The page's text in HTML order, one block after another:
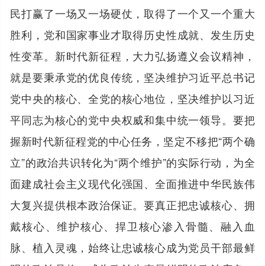
民打赢了一场又一场硬仗，取得了一个又一个重大
胜利，党和国家事业才取得历史性成就、发生历史
性变革。新时代新征程，大力弘扬遵义会议精神，
就是要秉承党的优良传统，坚决维护习近平总书记
党中央的核心、全党的核心地位，坚决维护以习近
平同志为核心的党中央权威和集中统一领导。要把
握新时代新征程党的中心任务，坚定不移把“两个确
立”的政治共识转化为“两个维护”的实际行动，为全
面建成社会主义现代化强国、全面推进中华民族伟
大复兴提供根本政治保证。要真正把忠诚核心、拥
戴核心、维护核心、捍卫核心渗入骨髓、融入血
脉、植入灵魂，始终让忠诚核心成为党员干部最鲜